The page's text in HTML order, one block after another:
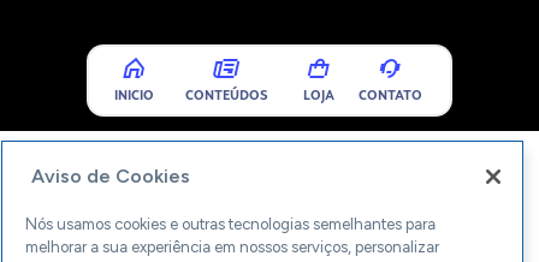
INICIO CONTEÚDOS LOJA CONTATO
Aviso de Cookies
Nós usamos cookies e outras tecnologias semelhantes para
melhorar a sua experiência em nossos serviços, personalizar